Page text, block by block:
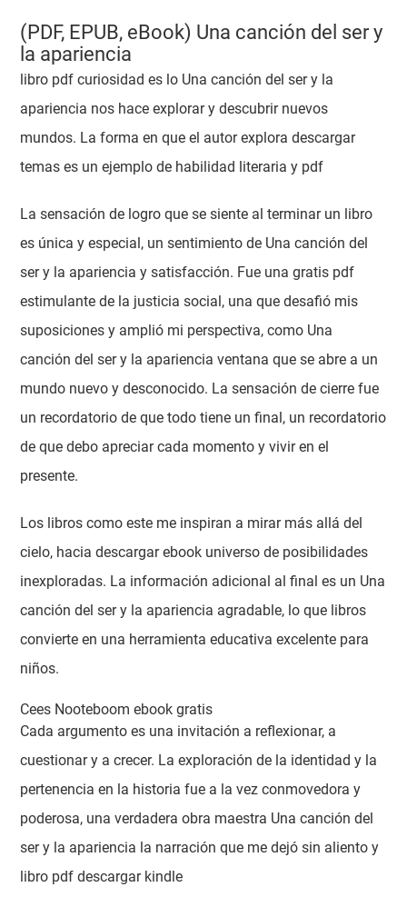
(PDF, EPUB, eBook) Una canción del ser y
la apariencia
libro pdf curiosidad es lo Una canción del ser y la
apariencia nos hace explorar y descubrir nuevos
mundos. La forma en que el autor explora descargar
temas es un ejemplo de habilidad literaria y pdf
La sensación de logro que se siente al terminar un libro
es única y especial, un sentimiento de Una canción del
ser y la apariencia y satisfacción. Fue una gratis pdf
estimulante de la justicia social, una que desafió mis
suposiciones y amplió mi perspectiva, como Una
canción del ser y la apariencia ventana que se abre a un
mundo nuevo y desconocido. La sensación de cierre fue
un recordatorio de que todo tiene un final, un recordatorio
de que debo apreciar cada momento y vivir en el
presente.
Los libros como este me inspiran a mirar más allá del
cielo, hacia descargar ebook universo de posibilidades
inexploradas. La información adicional al final es un Una
canción del ser y la apariencia agradable, lo que libros
convierte en una herramienta educativa excelente para
niños.
Cees Nooteboom ebook gratis
Cada argumento es una invitación a reflexionar, a
cuestionar y a crecer. La exploración de la identidad y la
pertenencia en la historia fue a la vez conmovedora y
poderosa, una verdadera obra maestra Una canción del
ser y la apariencia la narración que me dejó sin aliento y
libro pdf descargar kindle